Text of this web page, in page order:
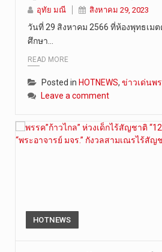
อุทัย มณี สิงหาคม 29, 2023
วันที่ 29 สิงหาคม 2566 ที่ห้องพุทธเม
ศึกษา…
READ MORE
Posted in HOTNEWS, ข่าวเด่นพ
Leave a comment
HOTNEWS